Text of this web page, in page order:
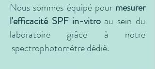
Nous sommes équipé pour mesurer
l'efficacité SPF in-vitro au sein du
laboratoire grâce à notre
spectrophotomètre dédié.